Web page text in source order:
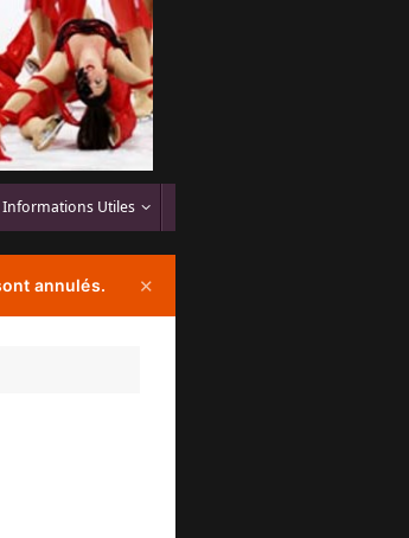
Informations Utiles
annulés. ✕